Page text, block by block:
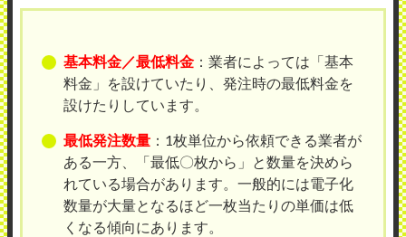
基本料金／最低料金：業者によっては「基本
料金」を設けていたり、発注時の最低料金を
設けたりしています。
最低発注数量：1枚単位から依頼できる業者が
ある一方、「最低〇枚から」と数量を決めら
れている場合があります。一般的には電子化
数量が大量となるほど一枚当たりの単価は低
くなる傾向にあります。